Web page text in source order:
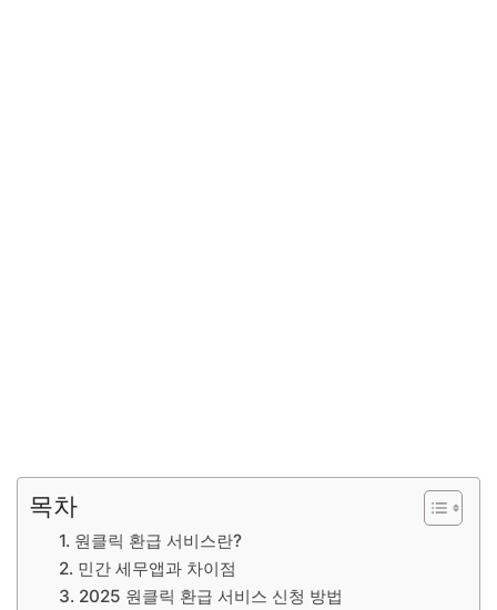
목차
1. 원클릭 환급 서비스란?
2. 민간 세무앱과 차이점
3. 2025 원클릭 환급 서비스 신청 방법